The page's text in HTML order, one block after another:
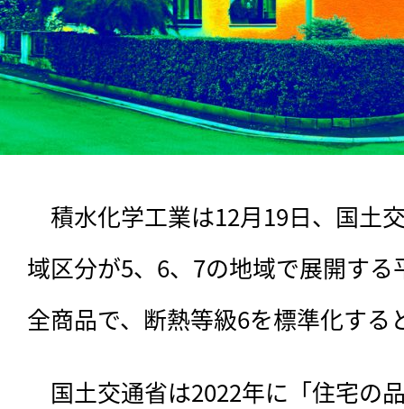
積水化学工業は12月19日、国土
域区分が5、6、7の地域で展開す
全商品で、断熱等級6を標準化する
国土交通省は2022年に「住宅の